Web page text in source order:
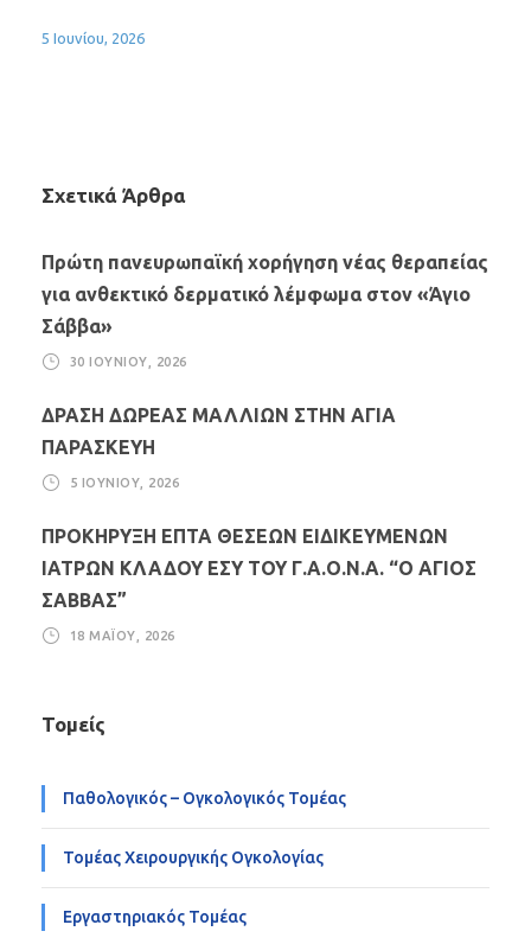
5 Ιουνίου, 2026
Σχετικά Άρθρα
Πρώτη πανευρωπαϊκή χορήγηση νέας θεραπείας
για ανθεκτικό δερματικό λέμφωμα στον «Άγιο
Σάββα»
30 ΙΟΥΝΊΟΥ, 2026
ΔΡΑΣΗ ΔΩΡΕΑΣ ΜΑΛΛΙΩΝ ΣΤΗΝ ΑΓΙΑ
ΠΑΡΑΣΚΕΥΗ
5 ΙΟΥΝΊΟΥ, 2026
ΠΡΟΚΗΡΥΞΗ ΕΠΤΑ ΘΕΣΕΩΝ ΕΙΔΙΚΕΥΜΕΝΩΝ
ΙΑΤΡΩΝ ΚΛΑΔΟΥ ΕΣΥ ΤΟΥ Γ.Α.Ο.Ν.Α. “Ο ΑΓΙΟΣ
ΣΑΒΒΑΣ”
18 ΜΑΪ́ΟΥ, 2026
Τομείς
Παθολογικός – Ογκολογικός Τομέας
Τομέας Χειρουργικής Ογκολογίας
Εργαστηριακός Τομέας